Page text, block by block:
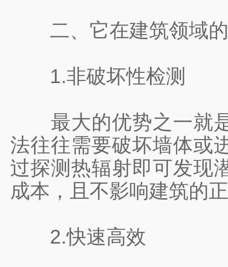
二、它在建筑领域
1.非破坏性检测
最大的优势之一就是
法往往需要破坏墙体或
过探测热辐射即可发现
成本，且不影响建筑的
2.快速高效